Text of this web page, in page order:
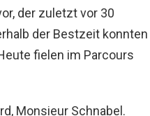
der zuletzt vor 30
der Bestzeit konnten
fielen im Parcours
Monsieur Schnabel.